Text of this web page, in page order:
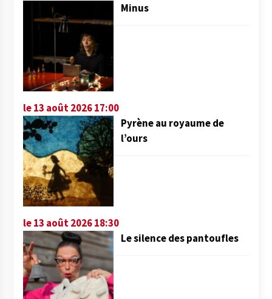
Minus
le 13 août 2026 17:00
Pyrène au royaume de
l’ours
le 13 août 2026 18:30
Le silence des pantoufles